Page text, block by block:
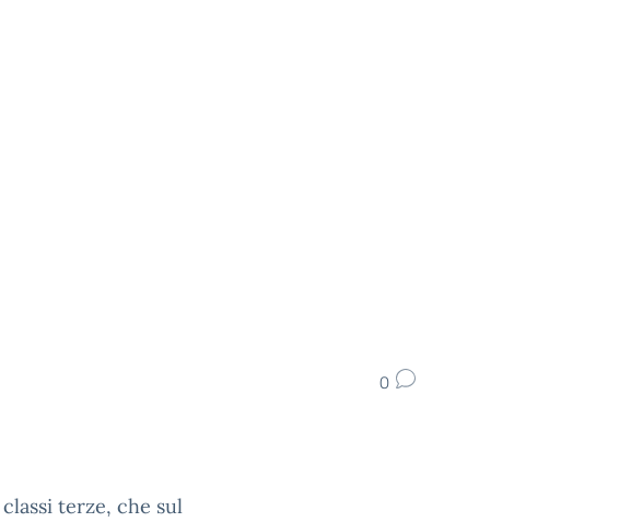
0
terze, che sul